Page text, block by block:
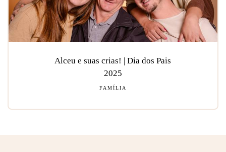
Alceu e suas crias! | Dia dos Pais
2025
FAMÍLIA